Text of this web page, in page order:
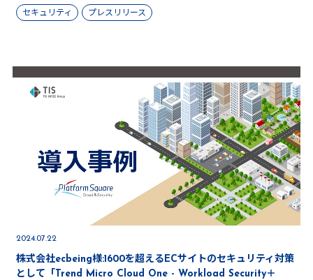
セキュリティ プレスリリース
2024.07.22
株式会社ecbeing様:1600を超えるECサイトのセキュリティ対策
として「Trend Micro Cloud One - Workload Security＋